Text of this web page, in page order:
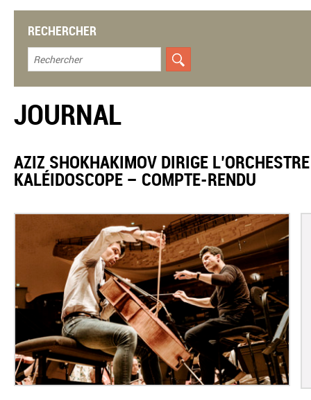
RECHERCHER
JOURNAL
AZIZ SHOKHAKIMOV DIRIGE
KALÉIDOSCOPE – COMPTE-RENDU